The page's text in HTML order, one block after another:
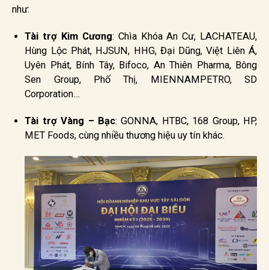
như:
Tài trợ Kim Cương: Chìa Khóa An Cư, LACHATEAU,
Hùng Lộc Phát, HJSUN, HHG, Đại Dũng, Việt Liên Á,
Uyên Phát, Bính Tây, Bifoco, An Thiên Pharma, Bông
Sen Group, Phố Thị, MIENNAMPETRO, SD
Corporation…
Tài trợ Vàng – Bạc: GONNA, HTBC, 168 Group, HP,
MET Foods, cùng nhiều thương hiệu uy tín khác.